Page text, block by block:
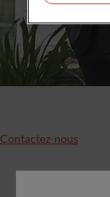
Contactez-nous